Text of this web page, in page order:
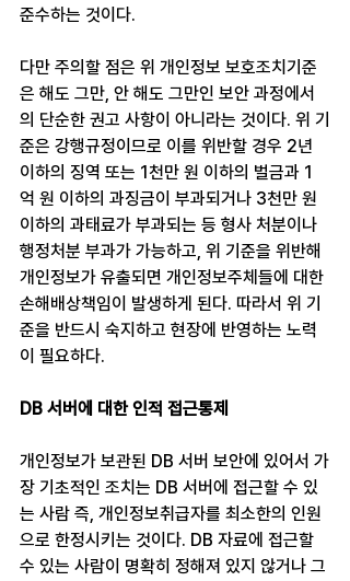
준수하는 것이다.
다만 주의할 점은 위 개인정보 보호조치기준
은 해도 그만, 안 해도 그만인 보안 과정에서
의 단순한 권고 사항이 아니라는 것이다. 위 기
준은 강행규정이므로 이를 위반할 경우 2년
이하의 징역 또는 1천만 원 이하의 벌금과 1
억 원 이하의 과징금이 부과되거나 3천만 원
이하의 과태료가 부과되는 등 형사 처분이나
행정처분 부과가 가능하고, 위 기준을 위반해
개인정보가 유출되면 개인정보주체들에 대한
손해배상책임이 발생하게 된다. 따라서 위 기
준을 반드시 숙지하고 현장에 반영하는 노력
이 필요하다.
DB 서버에 대한 인적 접근통제
개인정보가 보관된 DB 서버 보안에 있어서 가
장 기초적인 조치는 DB 서버에 접근할 수 있
는 사람 즉, 개인정보취급자를 최소한의 인원
으로 한정시키는 것이다. DB 자료에 접근할
수 있는 사람이 명확히 정해져 있지 않거나 그